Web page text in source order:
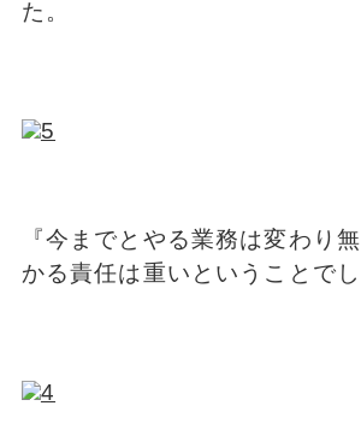
た。
『今までとやる業務は変わり
かる責任は重いということでし